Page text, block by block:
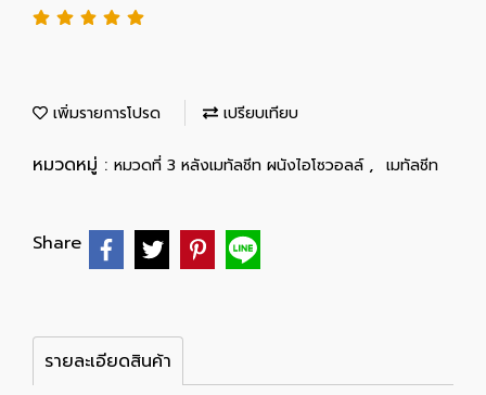
เพิ่มรายการโปรด เปรียบเทียบ
หมวดหมู่ : หมวดที่ 3 หลังเมทัลชีท ผนังไอโซวอลล์ , เมทัลชีท
Share
รายละเอียดสินค้า